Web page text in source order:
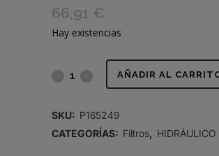
66,91 €
Hay existencias
FILTRO
CARTUCHO
AÑADIR AL
SKU: P165249
CATEGORÍAS: Filtros HIDRÁULICO